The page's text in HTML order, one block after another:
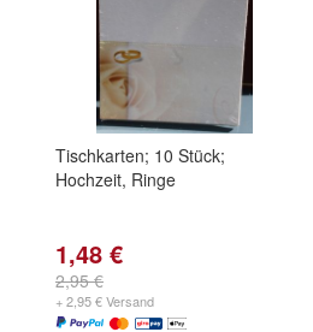
Tischkarten; 10 Stück;
Hochzeit, Ringe
1,48 €
2,95 €
+ 2,95 € Versand